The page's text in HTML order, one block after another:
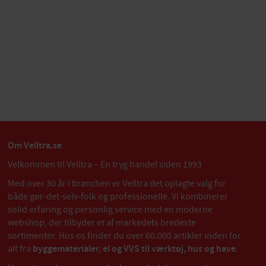
Om Velltra.se
Velkommen til Velltra – En tryg handel siden 1993
Med over 30 år i branchen er Velltra det oplagte valg for
både gør-det-selv-folk og professionelle. Vi kombinerer
solid erfaring og personlig service med en moderne
webshop, der tilbyder et af markedets bredeste
sortimenter. Hos os finder du over 60.000 artikler inden for
alt fra byggematerialer, el og VVS til værktøj, hus og have.